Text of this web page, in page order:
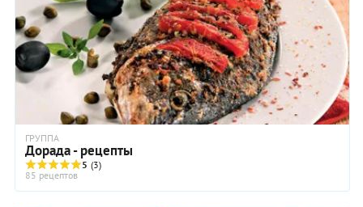
ГРУППА
Дорада - рецепты
5 (3)
85 рецептов